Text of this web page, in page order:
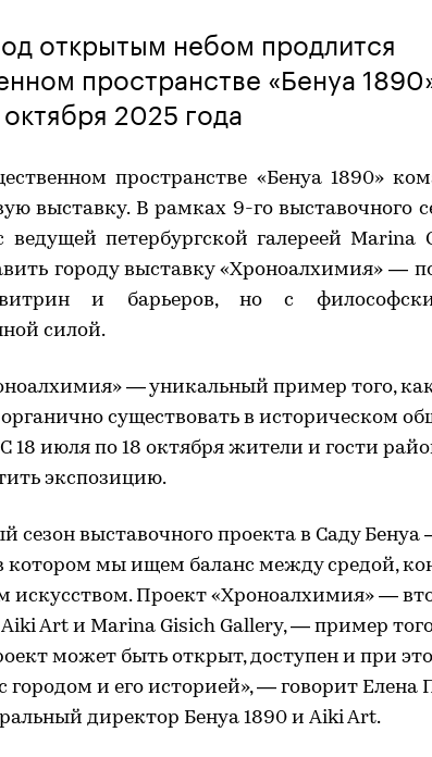
открытым небом продлится
пространстве «Бенуа
2025 года
пространстве «Бенуа 1890»
выставку. В рамках 9-го выставочного
ведущей петербургской галереей Marina
городу выставку «Хроноалхимия» —
и барьеров, но с
силой.
— уникальный пример того,
существовать в историческом
18 июля по 18 октября жители и гости
экспозицию.
сезон выставочного проекта в Саду Бенуа
котором мы ищем баланс между средой,
искусством. Проект «Хроноалхимия» —
Art и Marina Gisich Gallery, — пример
может быть открыт, доступен и при
городом и его историей», — говорит Елена
директор Бенуа 1890 и Aiki Art.